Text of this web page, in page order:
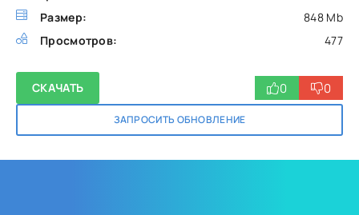
Размер:
848 Mb
Просмотров:
477
СКАЧАТЬ
ЗАПРОСИТЬ ОБНОВЛЕНИЕ
0 0